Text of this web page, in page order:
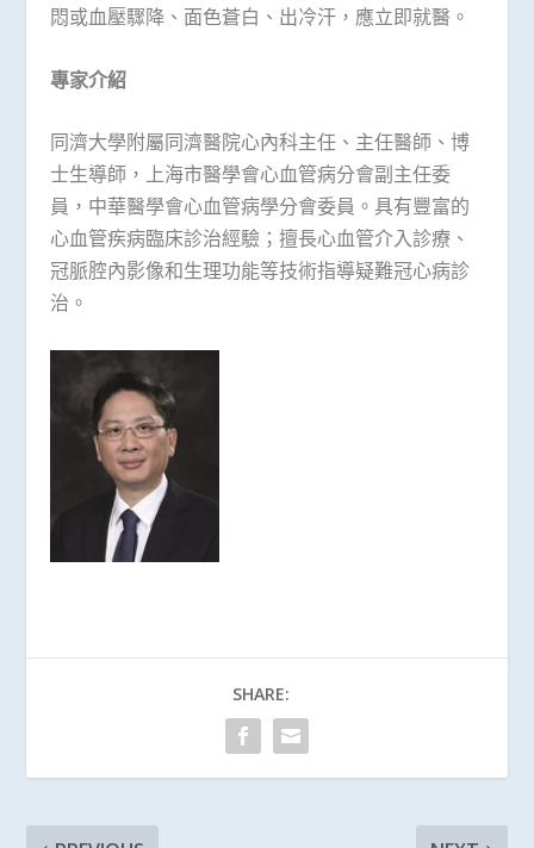
悶或血壓驟降、面色蒼白、出冷汗，應立即就醫。
專家介紹
同濟大學附屬同濟醫院心內科主任、主任醫師、博
士生導師，上海市醫學會心血管病分會副主任委
員，中華醫學會心血管病學分會委員。具有豐富的
心血管疾病臨床診治經驗；擅長心血管介入診療、
冠脈腔內影像和生理功能等技術指導疑難冠心病診
治。
SHARE: